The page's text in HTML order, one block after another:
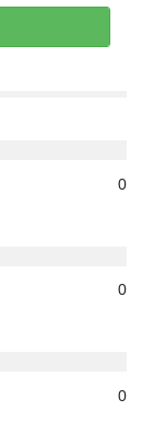
0
0
0